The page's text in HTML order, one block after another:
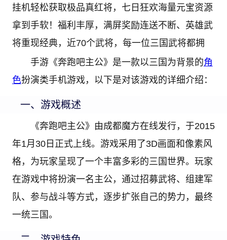
挂机轻松获取极品真红将，七日狂欢海量元宝资源
拿到手软！福利丰厚，满屏奖励连送不断、英雄武
将重现经典，近70个武将，每一位三国武将都拥
手游《奔跑吧主公》是一款以三国为背景的角
色扮演类手机游戏，以下是对该游戏的详细介绍：
一、游戏概述
《奔跑吧主公》由成都魔方在线发行，于2015
年1月30日正式上线。游戏采用了3D画面和像素风
格，为玩家呈现了一个丰富多彩的三国世界。玩家
在游戏中将扮演一名主公，通过招募武将、组建军
队、参与战斗等方式，逐步扩张自己的势力，最终
一统三国。